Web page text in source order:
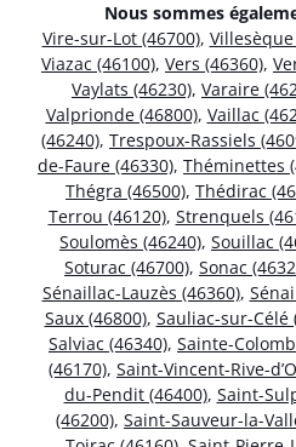
Nous sommes
Vire-sur-Lot (46700), Villesèque
Viazac (46100), Vers (46360),
Vaylats (46230), Varaire
Valprionde (46800), Vaillac
(46240), Trespoux-Rassiels
de-Faure (46330), Théminettes
Thégra (46500), Thédirac
Terrou (46120), Strenquels
Soulomès (46240), Souillac
Soturac (46700), Sonac
Sénaillac-Lauzès (46360),
Saux (46800), Sauliac-sur-Célé
Salviac (46340), Sainte-
(46170), Saint-Vincent-Rive-
du-Pendit (46400), Saint-
(46200), Saint-Sauveur-la-